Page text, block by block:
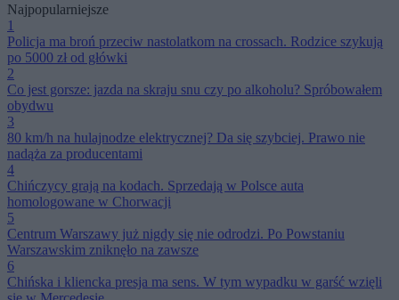
Najpopularniejsze
1
Policja ma broń przeciw nastolatkom na crossach. Rodzice szykują
po 5000 zł od główki
2
Co jest gorsze: jazda na skraju snu czy po alkoholu? Spróbowałem
obydwu
3
80 km/h na hulajnodze elektrycznej? Da się szybciej. Prawo nie
nadąża za producentami
4
Chińczycy grają na kodach. Sprzedają w Polsce auta
homologowane w Chorwacji
5
Centrum Warszawy już nigdy się nie odrodzi. Po Powstaniu
Warszawskim zniknęło na zawsze
6
Chińska i kliencka presja ma sens. W tym wypadku w garść wzięli